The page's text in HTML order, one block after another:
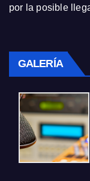
por la posible
GALERÍA